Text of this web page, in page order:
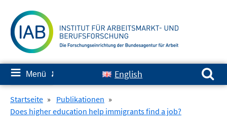
zum
Inhalt
≡ Menü ✘ English
Suchen nach:
Startseite » Publikationen »
Does higher education help immigrants find a job?